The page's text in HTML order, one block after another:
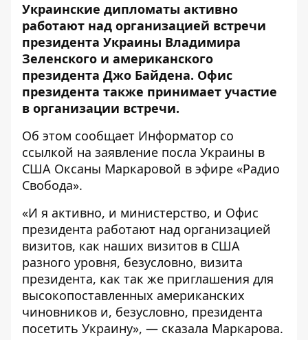
Украинские дипломаты активно
работают над организацией встречи
президента Украины Владимира
Зеленского и американского
президента Джо Байдена. Офис
президента также принимает участие
в организации встречи.
Об этом сообщает Информатор со
ссылкой на заявление посла Украины в
США Оксаны Маркаровой в эфире «Радио
Свобода».
«И я активно, и министерство, и Офис
президента работают над организацией
визитов, как наших визитов в США
разного уровня, безусловно, визита
президента, как так же приглашения для
высокопоставленных американских
чиновников и, безусловно, президента
посетить Украину», — сказала Маркарова.